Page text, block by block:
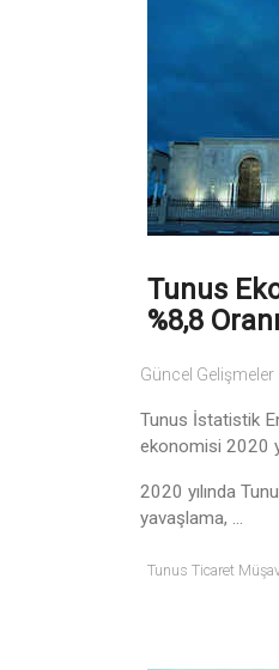
Tunus
%8,8
Güncel Gelişmeler
Tunus İstatistik
ekonomisi 2020
2020 yılında
yavaşlama, ...
Tunus Ticaret